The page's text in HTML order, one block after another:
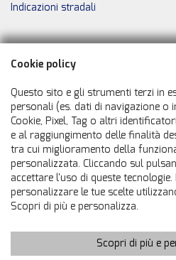
Indicazioni stradali
Dati fiscali:
La Nuova Automobile Di Roggero
Corso Sabotino, 2, Santo Stefano
C.F/P.IVA:01120220056
Registro delle imprese:CN
Copyright © 2026
Cookie policy
Questo sito e gli strumenti terzi in
personali (es. dati di navigazione o
Cookie, Pixel, Tag o altri
e al raggiungimento delle finalità
tra cui miglioramento della
personalizzata. Cliccando sul
accettare l'uso di queste
personalizzare le tue scelte
Scopri di più e personalizza.
Scopri di più e